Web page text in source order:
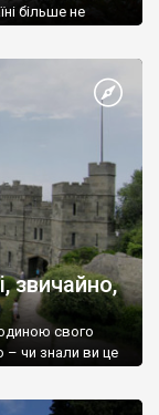
більше не
звичайно,
свого
– чи знали ви це